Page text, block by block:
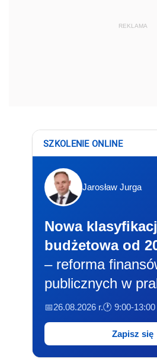
REKLAMA
SZKOLENIE ONLINE
Jarosław Jurga
Nowa
budżetowa od
– reforma
publicznych w
📅26.08.2026 r.🕐 9:00-13:00
Zapisz się